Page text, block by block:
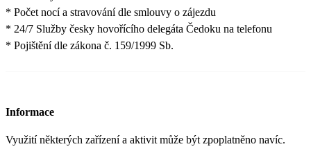
* Počet nocí a stravování dle smlouvy o zájezdu
* 24/7 Služby česky hovořícího delegáta Čedoku na telefonu
* Pojištění dle zákona č. 159/1999 Sb.
Informace
Využití některých zařízení a aktivit může být zpoplatněno navíc.